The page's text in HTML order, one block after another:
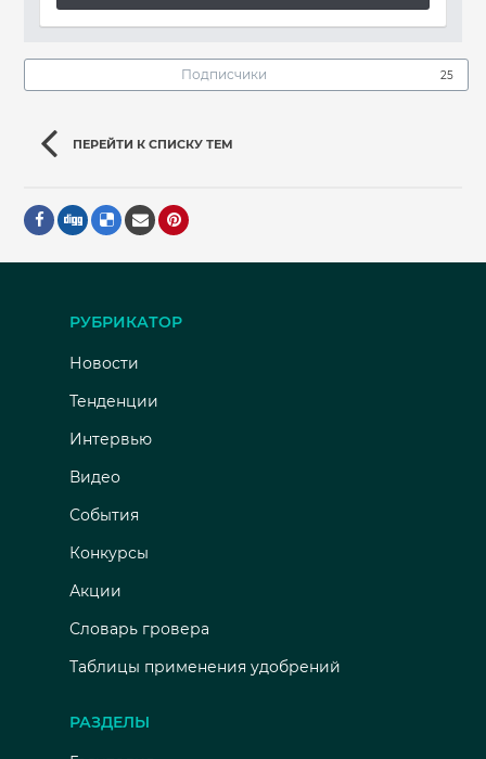
Подписчики 25
ПЕРЕЙТИ К СПИСКУ ТЕМ
РУБРИКАТОР
Новости
Тенденции
Интервью
Видео
События
Конкурсы
Акции
Словарь гровера
Таблицы применения удобрений
РАЗДЕЛЫ